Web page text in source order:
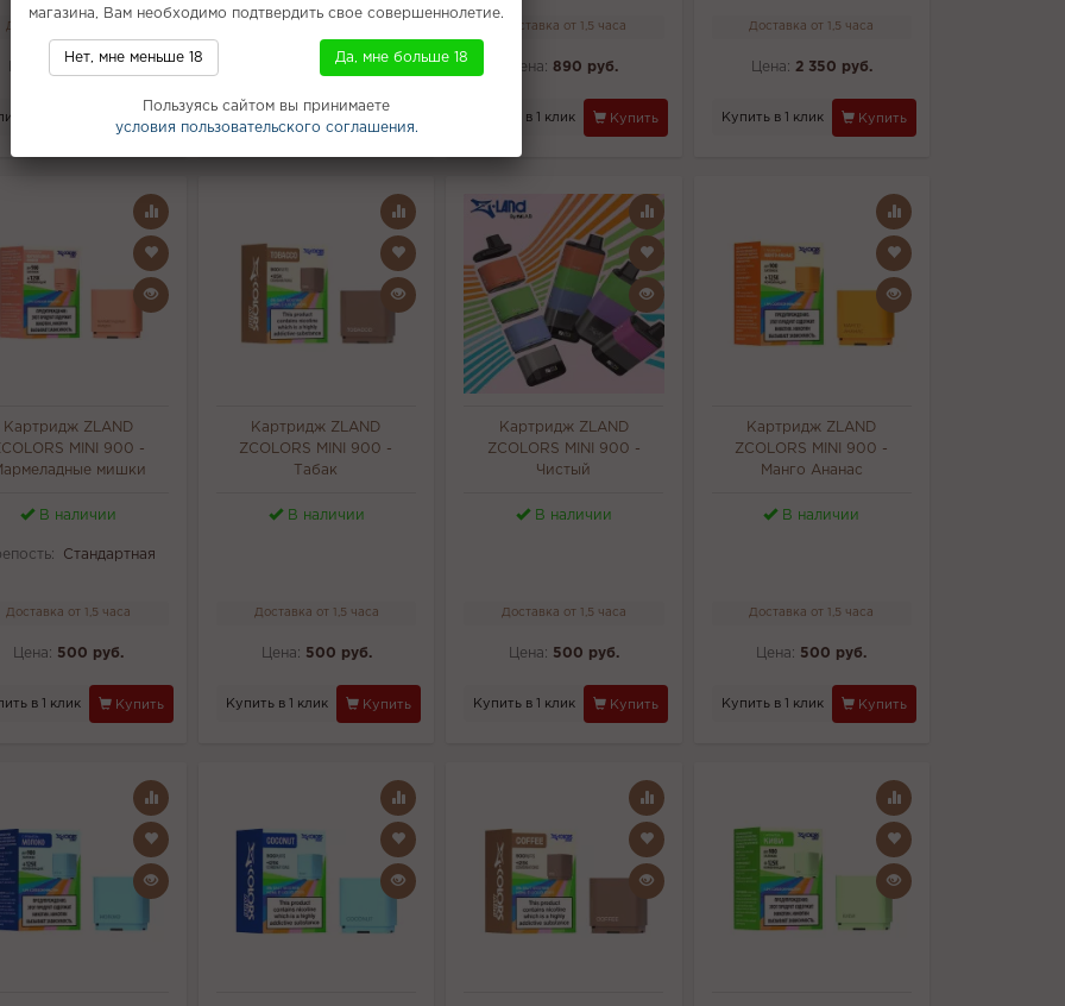
Доставка от 1,5 часа
2 100 руб.
в 1 клик
2 100 руб.
Доставка от 1,5 часа
Цена:890 руб.
Купить в 1 клик Купить
Доставка от 1,5 часа
Цена: 2 350 руб.
Купить в 1 клик Купить
Картридж ZLAND
MINI 900 -
мишки
В наличии
Стандартная
Доставка от 1,5 часа
Цена: 500 руб.
в 1 клик Купить
Картридж ZLAND
ZCOLORS MINI 900 -
Табак
В наличии
Доставка от 1,5 часа
Цена: 500 руб.
Купить в 1 клик Купить
Картридж ZLAND
ZCOLORS MINI 900 -
Чистый
В наличии
Доставка от 1,5 часа
Цена: 500 руб.
Купить в 1 клик Купить
Картридж ZLAND
ZCOLORS MINI 900 -
Манго Ананас
В наличии
Доставка от 1,5 часа
Цена: 500 руб.
Купить в 1 клик Купить
магазина, Вам необходимо подтвердить свое совершеннолетие.
Нет, мне меньше 18 Да, мне больше 18
Пользуясь сайтом вы принимаете
условия пользовательского соглашения.